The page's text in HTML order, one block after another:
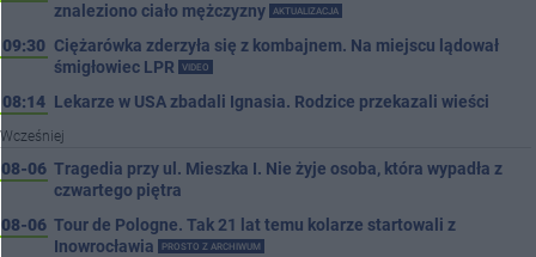
znaleziono ciało mężczyzny
AKTUALIZACJA
09:30 Ciężarówka zderzyła się z kombajnem. Na miejscu lądował
śmigłowiec LPR
VIDEO
08:14 Lekarze w USA zbadali Ignasia. Rodzice przekazali wieści
Wcześniej
08-06 Tragedia przy ul. Mieszka I. Nie żyje osoba, która wypadła z
czwartego piętra
08-06 Tour de Pologne. Tak 21 lat temu kolarze startowali z
Inowrocławia
PROSTO Z ARCHIWUM